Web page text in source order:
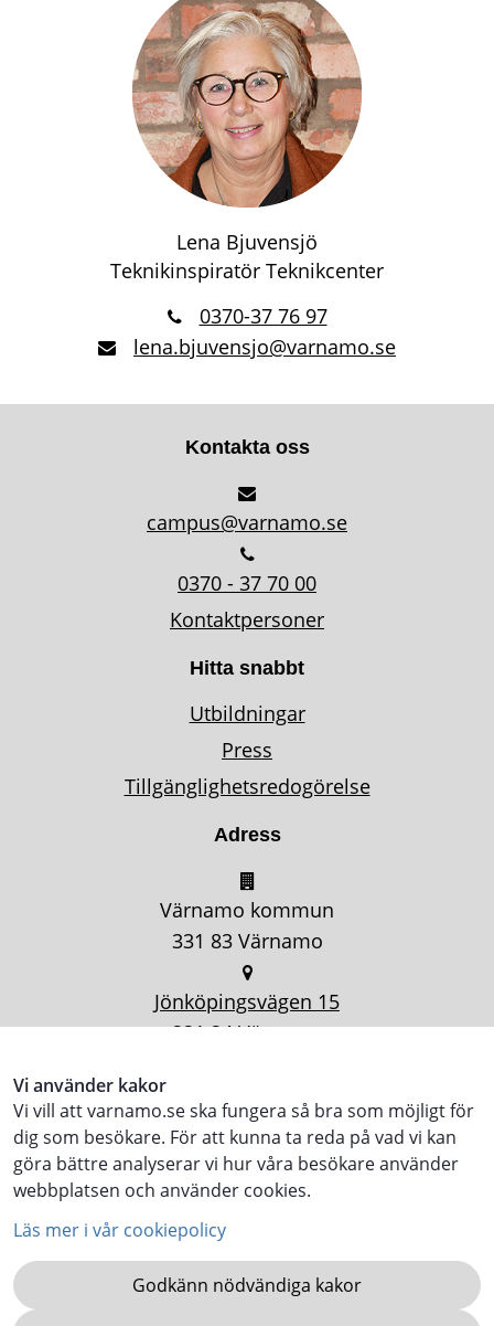
Vi använder kakor
Vi vill att varnamo.se ska fungera så bra som möjligt för
dig som besökare. För att kunna ta reda på vad vi kan
göra bättre analyserar vi hur våra besökare använder
webbplatsen och använder cookies.
Läs mer i vår cookiepolicy
Godkänn nödvändiga kakor
Lena Bjuvensjö
Teknikinspiratör Teknikcenter
0370-37 76 97
lena.bjuvensjo@varnamo.se
Kontakta oss
campus@varnamo.se
0370 - 37 70 00
Kontaktpersoner
Hitta snabbt
Utbildningar
Press
Tillgänglighetsredogörelse
Adress
Värnamo kommun
331 83 Värnamo
Jönköpingsvägen 15
331 34 Värnamo